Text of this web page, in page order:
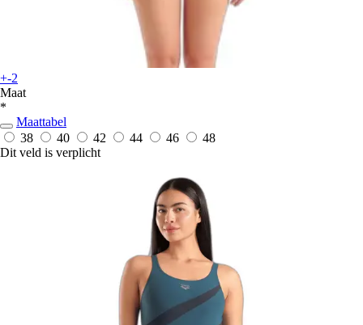
+-2
Maat
*
Maattabel
38
40 42 44 46
48
Dit veld is verplicht